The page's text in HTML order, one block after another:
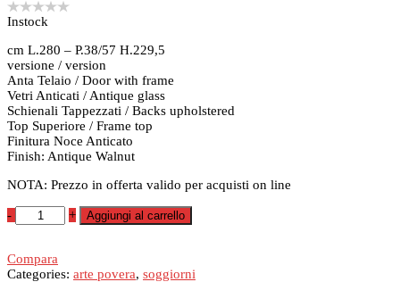
originale
Instock
cm L.280 – P.38/57 H.229,5
versione / version
Anta Telaio / Door with frame
Vetri Anticati / Antique glass
Schienali Tappezzati / Backs upholstered
Top Superiore / Frame top
Finitura Noce Anticato
Finish: Antique Walnut
NOTA: Prezzo in offerta valido per acquisti on line
-Parete
Soggiorno
n.
26
+ Aggiungi al carrello
Compara
Categories: arte povera, soggiorni